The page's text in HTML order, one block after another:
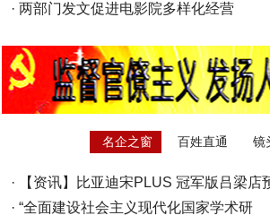
· 两部门发文促进电影院多样化经营
名企之窗 百姓直通 镜
·
【资讯】比亚迪宋PLUS 冠军版吕梁店
· “全面建设社会主义现代化国家学术研